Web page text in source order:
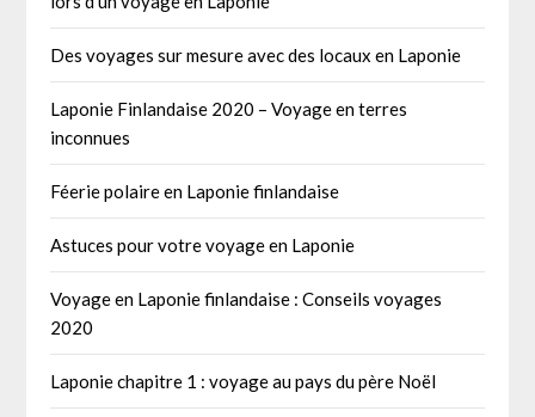
Des voyages sur mesure avec des locaux en Laponie
Laponie Finlandaise 2020 – Voyage en terres
inconnues
Féerie polaire en Laponie finlandaise
Astuces pour votre voyage en Laponie
Voyage en Laponie finlandaise : Conseils voyages
2020
Laponie chapitre 1 : voyage au pays du père Noël